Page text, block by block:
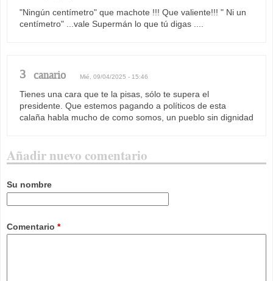
"Ningún centímetro" que machote !!! Que valiente!!! " Ni un
centímetro" ...vale Supermán lo que tú digas ....
3 canario Mié, 09/04/2025 - 15:46
Tienes una cara que te la pisas, sólo te supera el
presidente. Que estemos pagando a políticos de esta
calaña habla mucho de como somos, un pueblo sin dignidad
Añadir nuevo comentario
Su nombre
Comentario *